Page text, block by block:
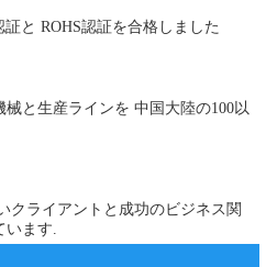
と ROHS認証を合格しました
と生産ラインを 中国大陸の100以
クライアントと成功のビジネス関
います.